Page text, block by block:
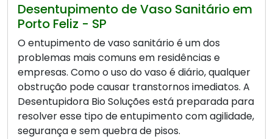
Desentupimento de Vaso Sanitário em
Porto Feliz - SP
O entupimento de vaso sanitário é um dos
problemas mais comuns em residências e
empresas. Como o uso do vaso é diário, qualquer
obstrução pode causar transtornos imediatos. A
Desentupidora Bio Soluções está preparada para
resolver esse tipo de entupimento com agilidade,
segurança e sem quebra de pisos.